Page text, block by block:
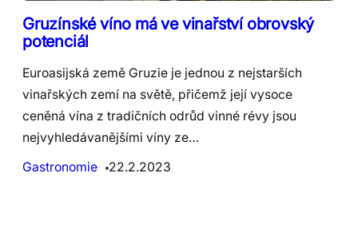
Gruzínské víno má ve vinařství obrovský
potenciál
Euroasijská země Gruzie je jednou z nejstarších
vinařských zemí na světě, přičemž její vysoce
ceněná vína z tradičních odrůd vinné révy jsou
nejvyhledávanějšími víny ze…
Gastronomie
22.2.2023